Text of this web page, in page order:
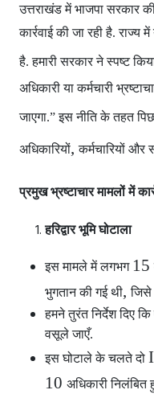
उत्तराखंड में भाजपा सरकार
कार्रवाई की जा रही है.
है. हमारी सरकार ने स्पष्ट
अधिकारी या कर्मचारी
जाएगा.” इस नीति के तहत
अधिकारियों,कर्मचारियों और
प्रमुख भ्रष्टाचार मामलों में
हरिद्वार भूमि घोटाला
इस मामले में लगभग 15
भुगतान की गई थी,जिसे
हमने तुरंत निर्देश दिए
वसूले जाएँ.
इस घोटाले के चलते दो
10 अधिकारी निलंबित